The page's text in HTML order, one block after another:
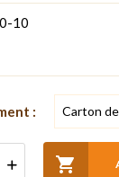
10
:
